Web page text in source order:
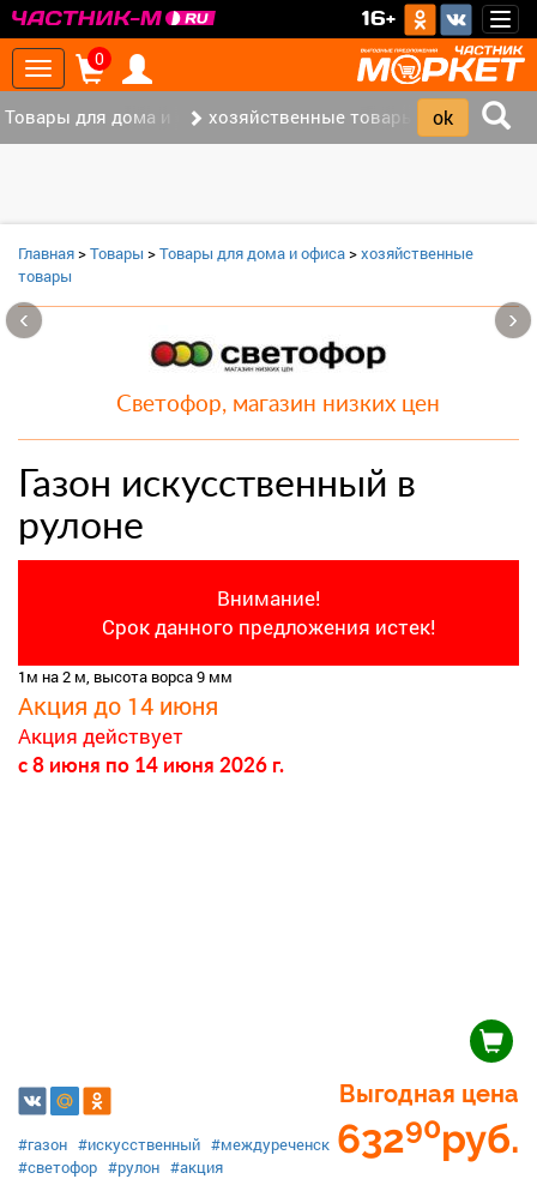
16+
Toggle
navigation
0
Товары для дома и офиса (8)хозяйственные товары (3)
Главная>Товары >Товары для дома и офиса>хозяйственные
товары
Светофор, магазин низких цен
Газон искусственный в
рулоне
Внимание!
Срок данного предложения истек!
1м на 2 м, высота ворса 9 мм
Акция до 14 июня
Акция действует
c 8 июня по 14 июня 2026 г.
Выгодная цена
63290руб.
#газон #искусственный #междуреченск
#светофор #рулон #акция
‹ ›